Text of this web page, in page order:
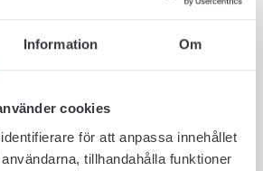
Information Om
cookies
för att anpassa innehållet
tillhandahålla funktioner
som hjälper besökare och
på 225 x 180 mm ger gott om
lite längre avstånd. Behöver
flera exempelbilder som visar
skylten.